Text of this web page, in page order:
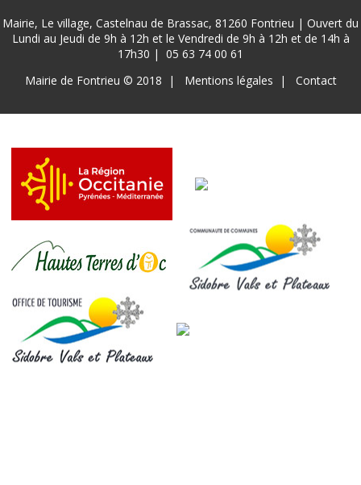
Mairie, Le village, Castelnau de Brassac, 81260 Fontrieu | Ouvert du
Lundi au Jeudi de 9h à 12h et le Vendredi de 9h à 12h et de 14h à
17h30 | 05 63 74 00 61
page
Mairie de Fontrieu © 2018 Mentions légales Contact